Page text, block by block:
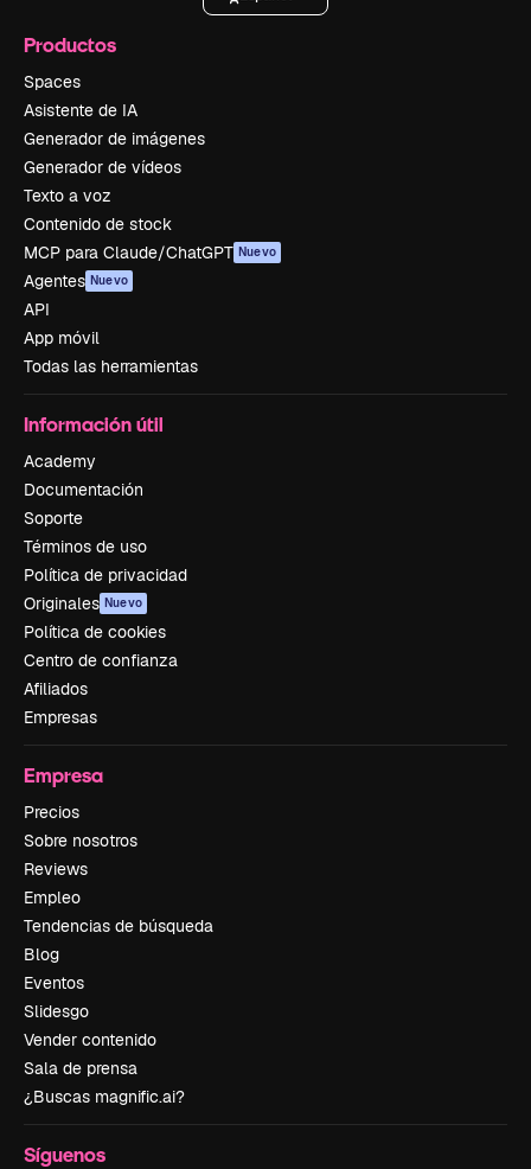
Productos
Spaces
Asistente de IA
Generador de imágenes
Generador de vídeos
Texto a voz
Contenido de stock
MCP para Claude/ChatGPT Nuevo
Agentes Nuevo
API
App móvil
Todas las herramientas
Información útil
Academy
Documentación
Soporte
Términos de uso
Política de privacidad
Originales Nuevo
Política de cookies
Centro de confianza
Afiliados
Empresas
Empresa
Precios
Sobre nosotros
Reviews
Empleo
Tendencias de búsqueda
Blog
Eventos
Slidesgo
Vender contenido
Sala de prensa
¿Buscas magnific.ai?
Síguenos